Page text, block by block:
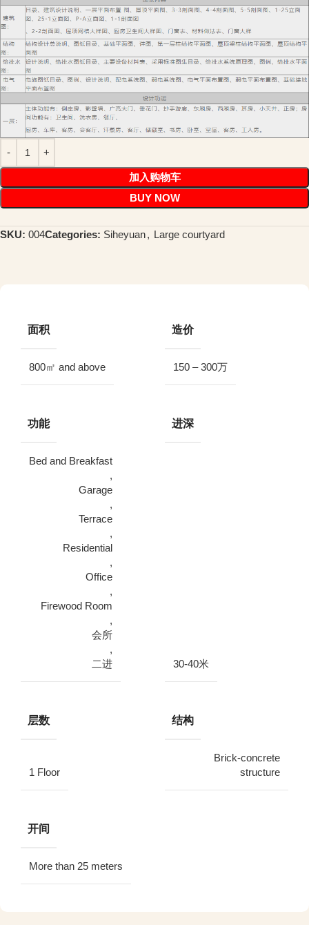
加入购物车
BUY NOW
SKU: 004Categories: Siheyuan, Large courtyard
面积
800㎡ and above
造价
150 – 300万
功能
Bed and Breakfast
,
Garage
,
Terrace
,
Residential
,
Office
,
Firewood Room
,
会所
,
二进
进深
30-40米
层数
1 Floor
结构
Brick-concrete
structure
开间
More than 25 meters